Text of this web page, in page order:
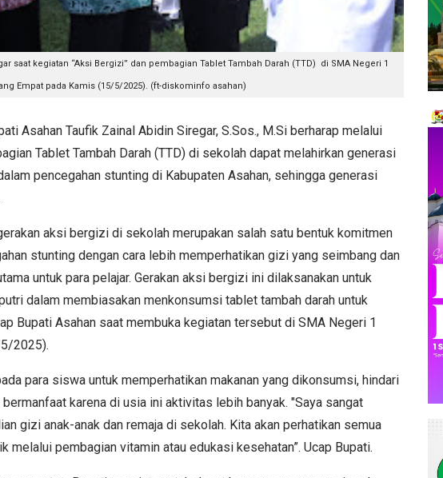
saat kegiatan “Aksi Bergizi” dan pembagian Tablet Tambah Darah (TTD) di SMA Negeri 1
Empat pada Kamis (15/5/2025). (ft-diskominfo asahan)
Asahan Taufik Zainal Abidin Siregar, S.Sos., M.Si berharap melalui
Tablet Tambah Darah (TTD) di sekolah dapat melahirkan generasi
pencegahan stunting di Kabupaten Asahan, sehingga generasi
aksi bergizi di sekolah merupakan salah satu bentuk komitmen
stunting dengan cara lebih memperhatikan gizi yang seimbang dan
untuk para pelajar. Gerakan aksi bergizi ini dilaksanakan untuk
dalam membiasakan menkonsumsi tablet tambah darah untuk
Bupati Asahan saat membuka kegiatan tersebut di SMA Negeri 1
2025).
para siswa untuk memperhatikan makanan yang dikonsumsi, hindari
karena di usia ini aktivitas lebih banyak. "Saya sangat
gizi anak-anak dan remaja di sekolah. Kita akan perhatikan semua
melalui pembagian vitamin atau edukasi kesehatan”. Ucap Bupati.